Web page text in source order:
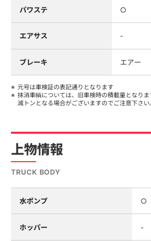
パワステ ○
エアサス -
ブレーキ エアー
元号は車検証の表記通りとなります
抹消車輌については、旧車検時の積載量となりま
減トンとなる場合がございますのでご注意下さい
上物情報
TRUCK BODY
水ポンプ ○
ホッパー -